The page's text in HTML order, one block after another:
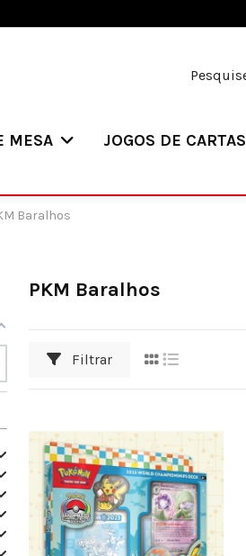
MESA JOGOS DE CARTAS
Baralhos
PKM Baralhos
Filtrar